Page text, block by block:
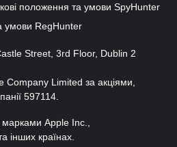
положення та умови SpyHunter
умови RegHunter
Street, 3rd Floor, Dublin 2
Company Limited за акціями,
597114.
Apple Inc.,
інших країнах.